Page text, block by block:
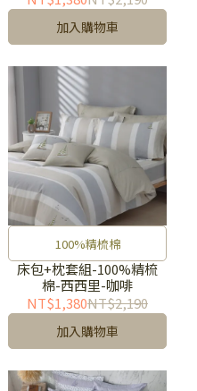
加入購物車
100%精梳棉
床包+枕套組-100%精梳
棉-西西里-咖啡
NT$1,380NT$2,190
加入購物車